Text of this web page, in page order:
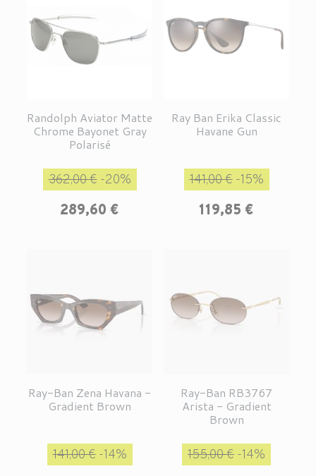
Randolph Aviator Matte
Chrome Bayonet Gray
Polarisé
Prix de base
362,00 €-20%
289,60 €
Ray Ban Erika Classic
Havane Gun
Prix de base
141,00 €-15%
119,85 €
Ray-Ban Zena Havana -
Gradient Brown
Prix de base
141,00 €-14%
Ray-Ban RB3767
Arista - Gradient
Brown
Prix de base
155,00 € -14%